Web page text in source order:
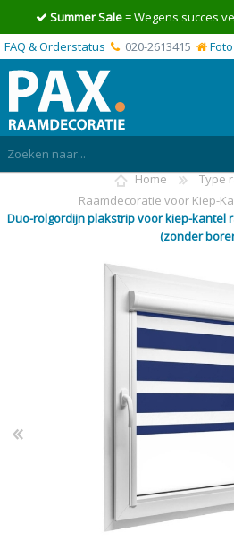
Summer Sale= Wegens succes
FAQ & Orderstatus
020-2613415
INLOGGEN
MIJN OFFERTE
Home
Type
Raamdecoratie voor Kiep-
Duo-rolgordijn plakstrip voor kiep-kantel
(zonder